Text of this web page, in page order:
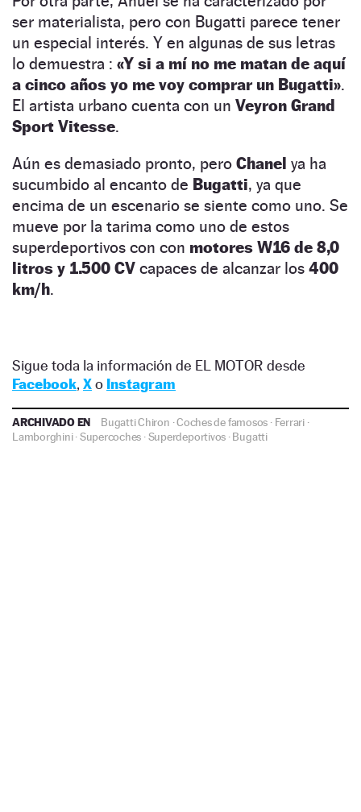
ser materialista, pero con Bugatti parece tener
un especial interés. Y en algunas de sus letras
lo demuestra : «Y si a mí no me matan de aquí
a cinco años yo me voy comprar un Bugatti».
El artista urbano cuenta con un Veyron Grand
Sport Vitesse.
Aún es demasiado pronto, pero Chanel ya ha
sucumbido al encanto de Bugatti, ya que
encima de un escenario se siente como uno. Se
mueve por la tarima como uno de estos
superdeportivos con con motores W16 de 8,0
litros y 1.500 CV capaces de alcanzar los 400
km/h.
Sigue toda la información de EL MOTOR desde
Facebook, Xo Instagram
ARCHIVADO EN Bugatti Chiron ·Coches de famosos · Ferrari·
Lamborghini·Supercoches ·Superdeportivos ·Bugatti